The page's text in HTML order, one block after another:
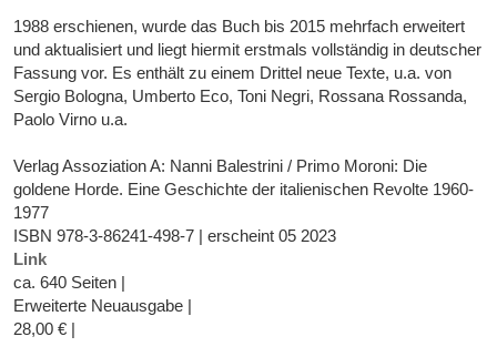
1988 erschienen, wurde das Buch bis 2015 mehrfach erweitert
und aktualisiert und liegt hiermit erstmals vollständig in deutscher
Fassung vor. Es enthält zu einem Drittel neue Texte, u.a. von
Sergio Bologna, Umberto Eco, Toni Negri, Rossana Rossanda,
Paolo Virno u.a.
Verlag Assoziation A: Nanni Balestrini / Primo Moroni: Die
goldene Horde. Eine Geschichte der italienischen Revolte 1960-
1977
ISBN 978-3-86241-498-7 | erscheint 05 2023
Link
ca. 640 Seiten |
Erweiterte Neuausgabe |
28,00 € |